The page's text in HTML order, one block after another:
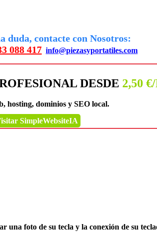
duda, contacte con Nosotros:
088 417 info@piezasyportatiles.com
DESDE 2,50
hosting, dominios y SEO local.
SimpleWebsiteIA
una foto de su tecla y la conexión de su